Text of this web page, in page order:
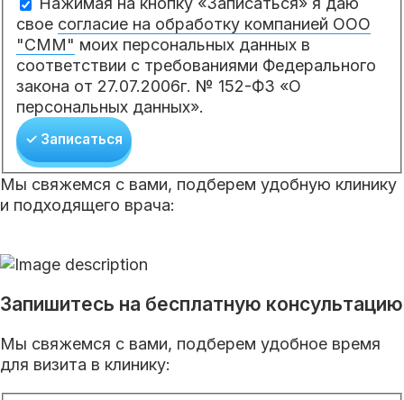
свое согласие на обработку компанией ООО
"СММ" моих персональных данных в
соответствии с требованиями Федерального
закона от 27.07.2006г. № 152-ФЗ «О
персональных данных».
✓ Записаться
Мы свяжемся с вами, подберем удобную клинику
и подходящего врача:
Запишитесь на бесплатную консультацию
Мы свяжемся с вами, подберем удобное время
для визита в клинику: